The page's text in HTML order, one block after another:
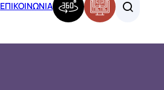
ΕΠΙΚΟΙΝΩΝΙΑ